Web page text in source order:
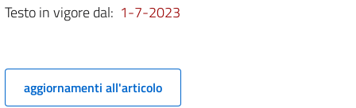
9
11
12
Testo in vigore dal: 1-7-2023
aggiornamenti all'articolo